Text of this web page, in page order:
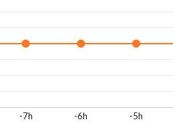
-7h -6h -5h